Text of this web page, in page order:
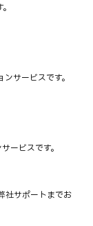
サービスです。
ービスです。
社サポートまでお